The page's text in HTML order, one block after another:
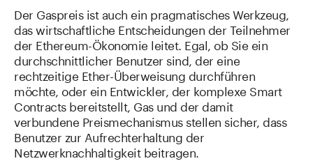
Der Gaspreis ist auch ein pragmatisches Werkzeug,
das wirtschaftliche Entscheidungen der Teilnehmer
der Ethereum-Ökonomie leitet. Egal, ob Sie ein
durchschnittlicher Benutzer sind, der eine
rechtzeitige Ether-Überweisung durchführen
möchte, oder ein Entwickler, der komplexe Smart
Contracts bereitstellt, Gas und der damit
verbundene Preismechanismus stellen sicher, dass
Benutzer zur Aufrechterhaltung der
Netzwerknachhaltigkeit beitragen.